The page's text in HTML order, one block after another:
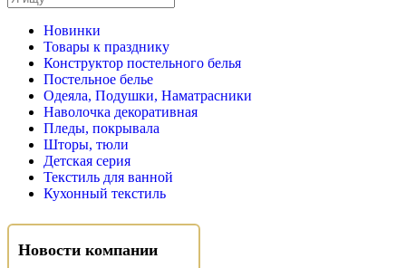
Новинки
Товары к празднику
Конструктор постельного белья
Постельное белье
Одеяла, Подушки, Наматрасники
Наволочка декоративная
Пледы, покрывала
Шторы, тюли
Детская серия
Текстиль для ванной
Кухонный текстиль
Новости компании